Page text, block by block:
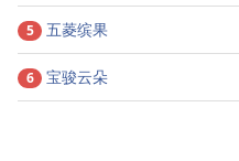
5 五菱缤果
6 宝骏云朵